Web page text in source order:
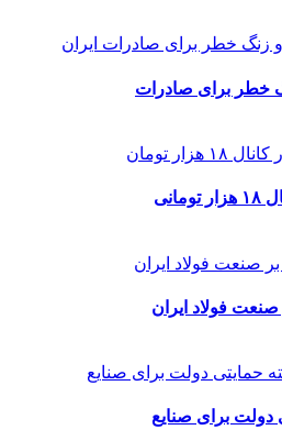
خطر برای صادرات
فولاد ایران
دولت برای صنایع